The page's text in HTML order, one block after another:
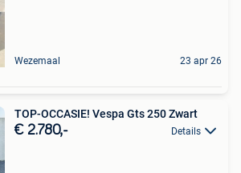
Wezemaal 23 apr 26
TOP-OCCASIE! Vespa Gts 250 Zwart
€ 2.780,- Details